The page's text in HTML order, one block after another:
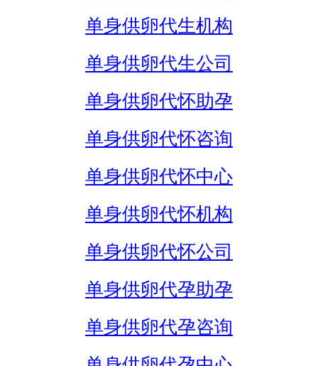
单身供卵代生机构
单身供卵代生公司
单身供卵代怀助孕
单身供卵代怀咨询
单身供卵代怀中心
单身供卵代怀机构
单身供卵代怀公司
单身供卵代孕助孕
单身供卵代孕咨询